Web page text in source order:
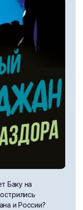
Баку на
и России?